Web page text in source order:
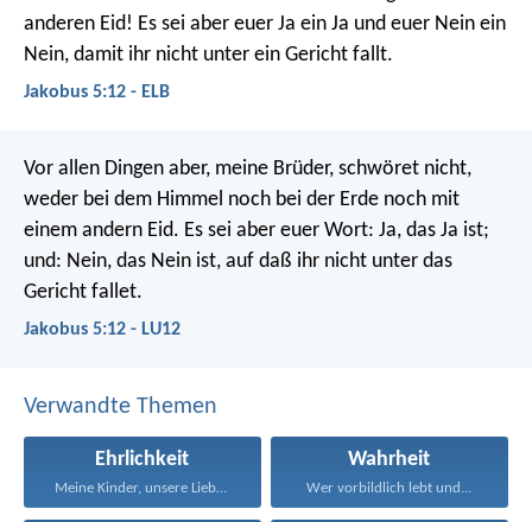
anderen Eid! Es sei aber euer Ja ein Ja und euer Nein ein
Nein, damit ihr nicht unter ein Gericht fallt.
Jakobus 5:12 - ELB
Vor allen Dingen aber, meine Brüder, schwöret nicht,
weder bei dem Himmel noch bei der Erde noch mit
einem andern Eid. Es sei aber euer Wort: Ja, das Ja ist;
und: Nein, das Nein ist, auf daß ihr nicht unter das
Gericht fallet.
Jakobus 5:12 - LU12
Verwandte Themen
Ehrlichkeit
Meine Kinder, unsere Liebe...
Wahrheit
Wer vorbildlich lebt und...